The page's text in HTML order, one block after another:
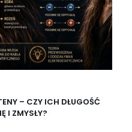
– CZY ICH DŁUGOŚĆ
I ZMYSŁY?